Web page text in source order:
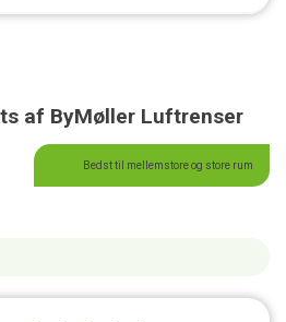
af ByMøller Luftrenser
Bedst til mellemstore og store rum